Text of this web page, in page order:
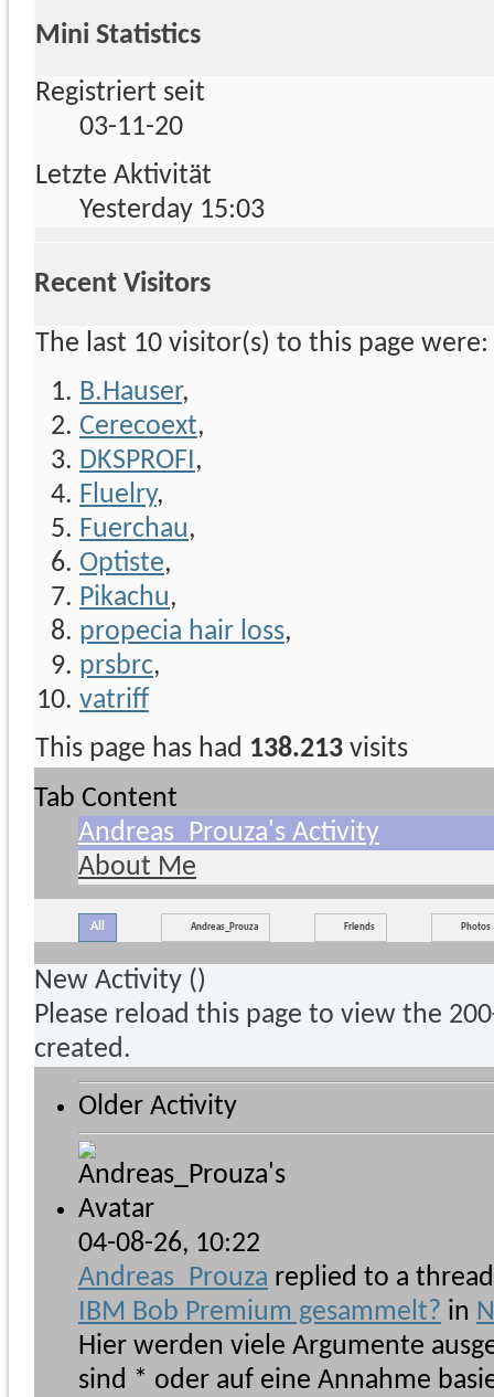
Mini Statistics
Registriert seit
03-11-20
Letzte Aktivität
Yesterday 15:03
Recent Visitors
The last 10 visitor(s) to this page were:
B.Hauser,
Cerecoext,
DKSPROFI ,
Fluelry,
Fuerchau,
Optiste,
Pikachu,
propecia hair loss,
prsbrc,
vatriff
This page has had 138.213 visits
Tab Content
Andreas_Prouza's Activity
About Me
All Andreas_Prouza Friends Photos
New Activity ()
Please reload this page to view the
created.
Older Activity
04-08-26, 10:22
Andreas_Prouza replied to a
IBM Bob Premium gesammelt? in
Hier werden viele Argumente
sind * oder auf eine Annahme